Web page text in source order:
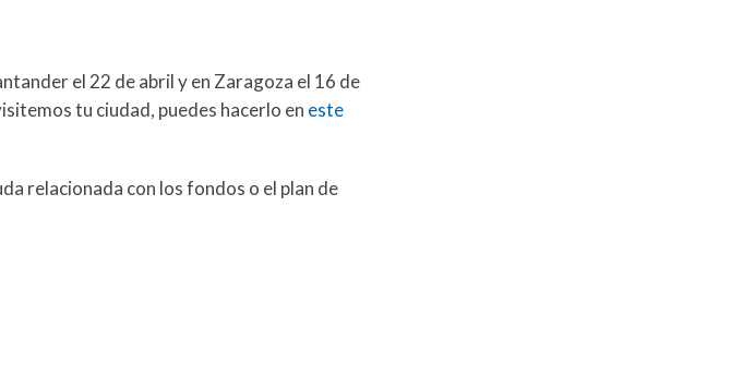
el 22 de abril y en Zaragoza el 16 de
tu ciudad, puedes hacerlo en este
relacionada con los fondos o el plan de